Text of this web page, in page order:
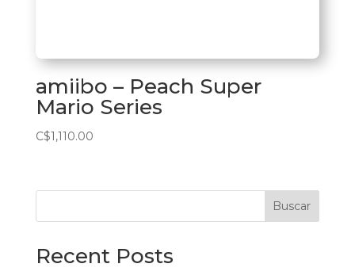
amiibo – Peach Super
Mario Series
C$1,110.00
Buscar
Recent Posts